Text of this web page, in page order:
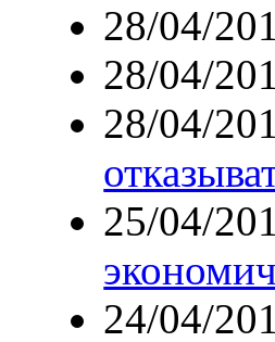
28/04/
28/04/
28/04/
25/04/
24/04/